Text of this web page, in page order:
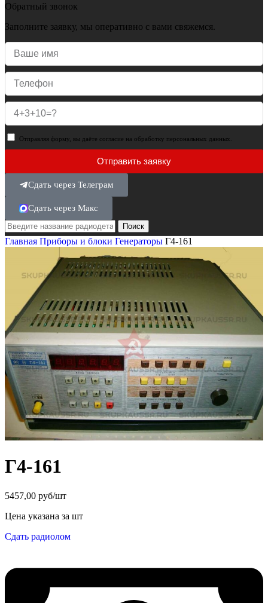
Обратный звонок
Заполните заявку, мы оперативно с вами свяжемся.
Отправляя форму, вы даёте согласие на обработку персональных данных.
Отправить заявку
Сдать через Телеграм
Сдать через Макс
Поиск
Главная Приборы и блоки Генераторы Г4-161
Г4-161
5457,00 руб/шт
Цена указана за шт
Сдать радиолом